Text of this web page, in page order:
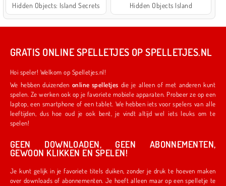
Hidden Objects: Island Secrets Hidden Objects Island
GRATIS ONLINE SPELLETJES OP SPELLETJES.NL
Hoi speler! Welkom op Spelletjes.nl!
We hebben duizenden online spelletjes die je alleen of met anderen kunt
spelen. Ze werken ook op je favoriete mobiele apparaten. Probeer ze op een
laptop, een smartphone of een tablet. We hebben iets voor spelers van alle
leeftijden, dus hoe oud je ook bent, je vindt altijd wel iets leuks om te
spelen!
GEEN DOWNLOADEN, GEEN ABONNEMENTEN,
GEWOON KLIKKEN EN SPELEN!
Je kunt gelijk in je favoriete titels duiken, zonder je druk te hoeven maken
over downloads of abonnementen. Je hoeft alleen maar op een spelletje te